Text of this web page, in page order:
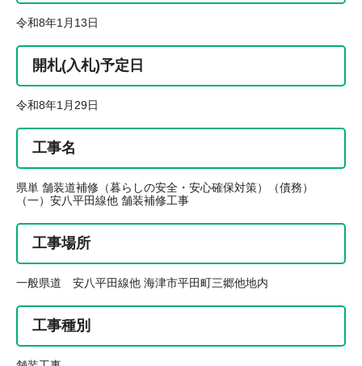
令和8年1月13日
開札(入札)予定日
令和8年1月29日
工事名
県単 舗装道補修（暮らしの安全・安心確保対策）（債務）
（一）安八平田線他 舗装補修工事
工事場所
一般県道 安八平田線他 海津市平田町三郷他地内
工事種別